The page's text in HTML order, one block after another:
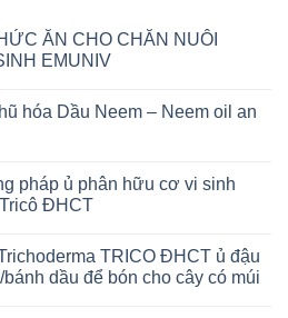
ĂN CHO CHĂN NUÔI
EMUNIV
hóa Dầu Neem – Neem oil an
pháp ủ phân hữu cơ vi sinh
ĐHCT
TRICO ĐHCT ủ đậu
dầu để bón cho cây có múi